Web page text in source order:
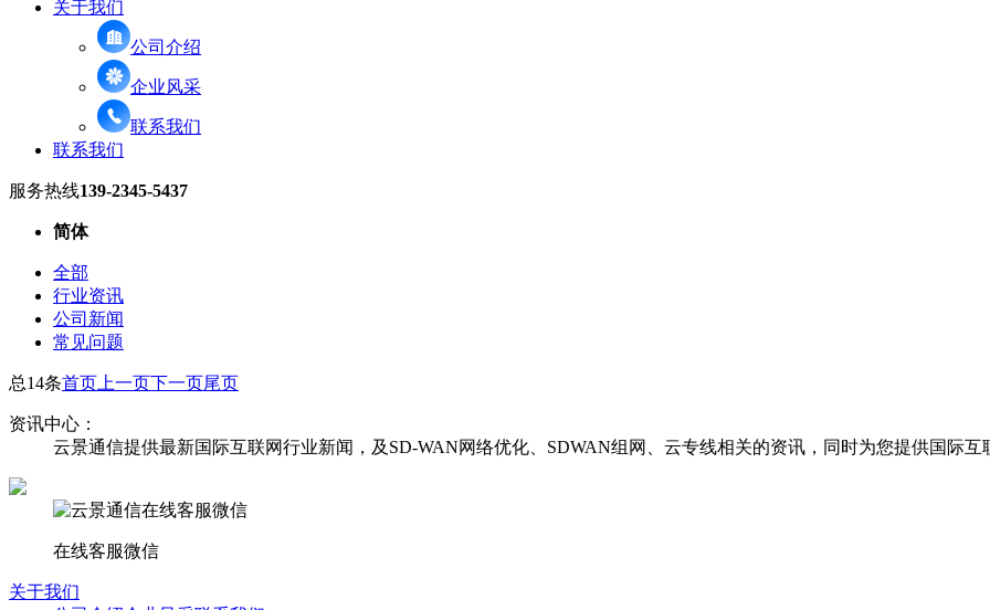
关于我们
公司介绍
企业风采
联系我们
联系我们
服务热线139-2345-5437
简体
全部
行业资讯
公司新闻
常见问题
总14条首页 上一页下一页尾页
资讯中心：
云景通信提供最新国际互联网行业新闻，及SD-WAN网络优化、SDWAN组网、云专线相关的资讯，同时为您提供国际
在线客服微信
关于我们